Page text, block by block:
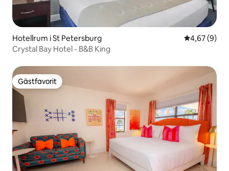
Hotellrum i St Petersburg 4,67 av 5 i
4,67 (9)
Crystal Bay Hotel - B&B King
Gästfavorit
Gästfavorit